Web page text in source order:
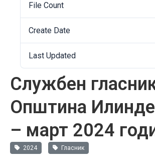
File Count
Create Date
Last Updated
Службен
Општина
– март 2024
2024 Гласник